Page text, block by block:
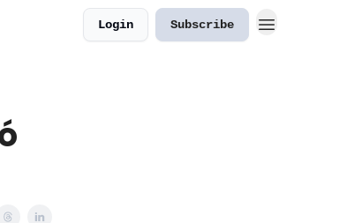
Login Subscribe